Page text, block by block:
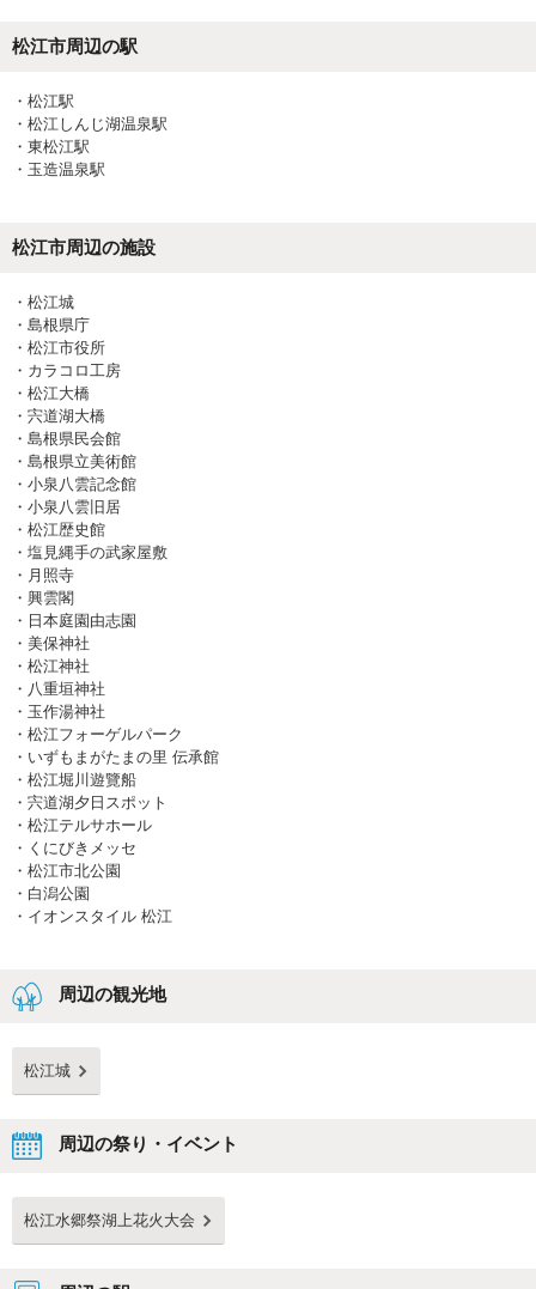
松江市周辺の駅
・ 松江駅
・ 松江しんじ湖温泉駅
・ 東松江駅
・ 玉造温泉駅
松江市周辺の施設
・ 松江城
・ 島根県庁
・ 松江市役所
・ カラコロ工房
・ 松江大橋
・ 宍道湖大橋
・ 島根県民会館
・ 島根県立美術館
・ 小泉八雲記念館
・ 小泉八雲旧居
・ 松江歴史館
・ 塩見縄手の武家屋敷
・ 月照寺
・ 興雲閣
・ 日本庭園由志園
・ 美保神社
・ 松江神社
・ 八重垣神社
・ 玉作湯神社
・ 松江フォーゲルパーク
・ いずもまがたまの里 伝承館
・ 松江堀川遊覽船
・ 宍道湖夕日スポット
・ 松江テルサホール
・ くにびきメッセ
・ 松江市北公園
・ 白潟公園
・ イオンスタイル 松江
周辺の観光地
松江城
周辺の祭り・イベント
松江水郷祭湖上花火大会